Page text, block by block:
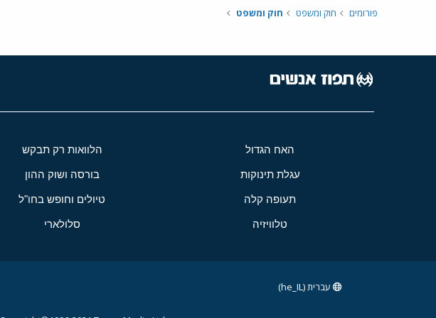
פורומים חוק ומשפט חוק ומשפט
האח הגדול הלוואות רק תבקש
עגלת תינוקות בורסה ושוק ההון
תעופה קלה טיולים וחופש בחו"ל
טלוויזיה סלולארי
עברית (he_IL)